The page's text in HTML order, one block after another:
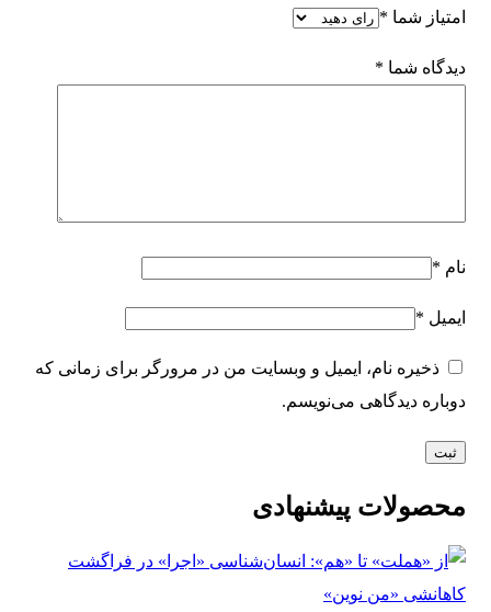
امتیاز شما *
دیدگاه شما *
نام *
ایمیل *
ذخیره نام، ایمیل و وبسایت من در مرورگر برای زمانی که
دوباره دیدگاهی می‌نویسم.
محصولات پیشنهادی